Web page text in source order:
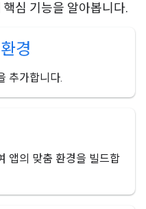
심 기능을 알아봅니다.
경
추가합니다.
앱의 맞춤 환경을 빌드합